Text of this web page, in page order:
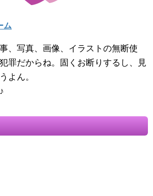
ム
、写真、画像、イラストの無断使
罪だからね。固くお断りするし、見
よん。